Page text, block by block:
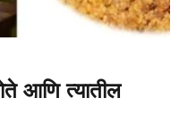
आणि त्यातील